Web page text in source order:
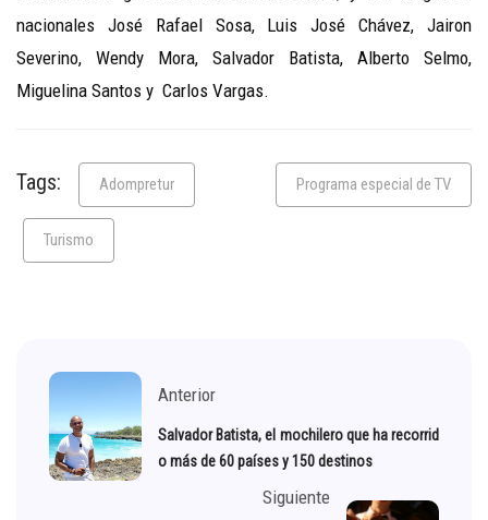
nacionales José Rafael Sosa, Luis José Chávez, Jairon
Severino, Wendy Mora, Salvador Batista, Alberto Selmo,
Miguelina Santos y Carlos Vargas.
Tags: Adompretur Programa especial de TV
Turismo
Anterior
Salvador Batista, el mochilero que ha recorrid
o más de 60 países y 150 destinos
Siguiente